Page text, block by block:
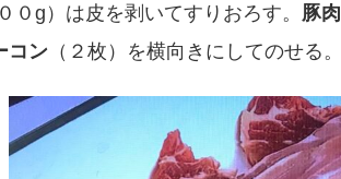
０g）は皮を剥いてすりおろす。 豚肉
コン （２枚）を横向きにしてのせる。